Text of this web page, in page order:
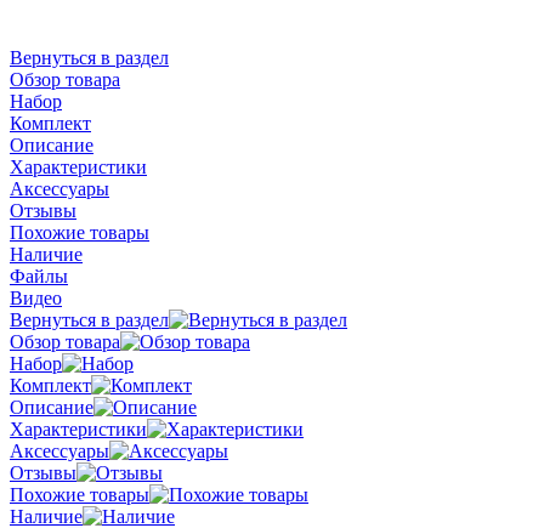
Вернуться в раздел
Обзор товара
Набор
Комплект
Описание
Характеристики
Аксессуары
Отзывы
Похожие товары
Наличие
Файлы
Видео
Вернуться в раздел
Обзор товара
Набор
Комплект
Описание
Характеристики
Аксессуары
Отзывы
Похожие товары
Наличие